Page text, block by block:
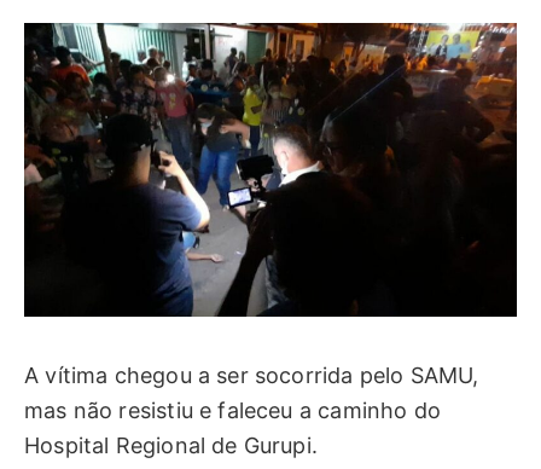
A vítima chegou a ser socorrida pelo SAMU,
mas não resistiu e faleceu a caminho do
Hospital Regional de Gurupi.